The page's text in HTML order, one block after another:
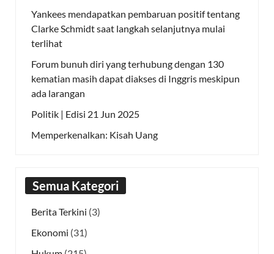
Yankees mendapatkan pembaruan positif tentang
Clarke Schmidt saat langkah selanjutnya mulai
terlihat
Forum bunuh diri yang terhubung dengan 130
kematian masih dapat diakses di Inggris meskipun
ada larangan
Politik | Edisi 21 Jun 2025
Memperkenalkan: Kisah Uang
Semua Kategori
Berita Terkini (3)
Ekonomi (31)